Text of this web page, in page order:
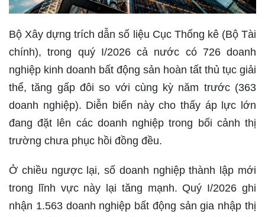
Bộ Xây dựng trích dẫn số liệu Cục Thống kê (Bộ Tài
chính), trong quý I/2026 cả nước có 726 doanh
nghiệp kinh doanh bất động sản hoàn tất thủ tục giải
thể, tăng gấp đôi so với cùng kỳ năm trước (363
doanh nghiệp). Diễn biến này cho thấy áp lực lớn
đang đặt lên các doanh nghiệp trong bối cảnh thị
trường chưa phục hồi đồng đều.
Ở chiều ngược lại, số doanh nghiệp thành lập mới
trong lĩnh vực này lại tăng mạnh. Quý I/2026 ghi
nhận 1.563 doanh nghiệp bất động sản gia nhập thị